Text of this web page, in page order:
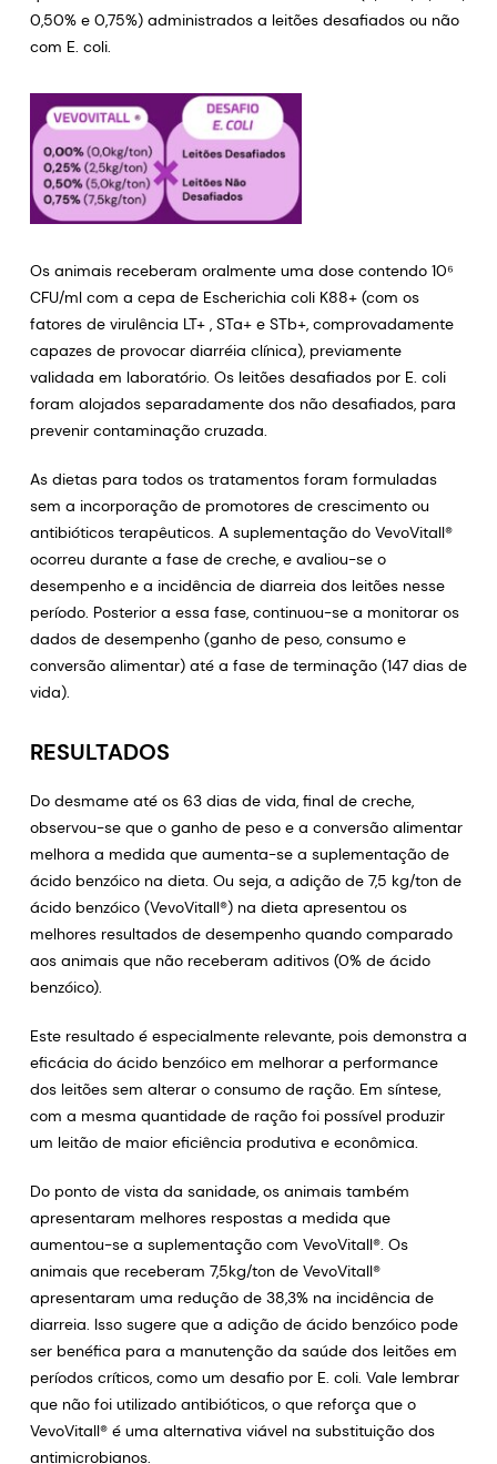
0,50% e 0,75%) administrados a leitões desafiados ou não
com E. coli.
Os animais receberam oralmente uma dose contendo 10⁶
CFU/ml com a cepa de Escherichia coli K88+ (com os
fatores de virulência LT+ , STa+ e STb+, comprovadamente
capazes de provocar diarréia clínica), previamente
validada em laboratório. Os leitões desafiados por E. coli
foram alojados separadamente dos não desafiados, para
prevenir contaminação cruzada.
As dietas para todos os tratamentos foram formuladas
sem a incorporação de promotores de crescimento ou
antibióticos terapêuticos. A suplementação do VevoVitall®
ocorreu durante a fase de creche, e avaliou-se o
desempenho e a incidência de diarreia dos leitões nesse
período. Posterior a essa fase, continuou-se a monitorar os
dados de desempenho (ganho de peso, consumo e
conversão alimentar) até a fase de terminação (147 dias de
vida).
RESULTADOS
Do desmame até os 63 dias de vida, final de creche,
observou-se que o ganho de peso e a conversão alimentar
melhora a medida que aumenta-se a suplementação de
ácido benzóico na dieta. Ou seja, a adição de 7,5 kg/ton de
ácido benzóico (VevoVitall®) na dieta apresentou os
melhores resultados de desempenho quando comparado
aos animais que não receberam aditivos (0% de ácido
benzóico).
Este resultado é especialmente relevante, pois demonstra a
eficácia do ácido benzóico em melhorar a performance
dos leitões sem alterar o consumo de ração. Em síntese,
com a mesma quantidade de ração foi possível produzir
um leitão de maior eficiência produtiva e econômica.
Do ponto de vista da sanidade, os animais também
apresentaram melhores respostas a medida que
aumentou-se a suplementação com VevoVitall®. Os
animais que receberam 7,5kg/ton de VevoVitall®
apresentaram uma redução de 38,3% na incidência de
diarreia. Isso sugere que a adição de ácido benzóico pode
ser benéfica para a manutenção da saúde dos leitões em
períodos críticos, como um desafio por E. coli. Vale lembrar
que não foi utilizado antibióticos, o que reforça que o
VevoVitall® é uma alternativa viável na substituição dos
antimicrobianos.